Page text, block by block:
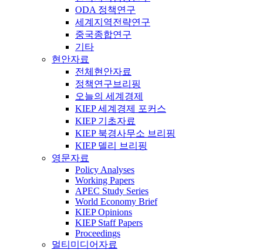
ODA 정책연구
세계지역전략연구
중국종합연구
기타
현안자료
전체현안자료
정책연구브리핑
오늘의 세계경제
KIEP 세계경제 포커스
KIEP 기초자료
KIEP 북경사무소 브리핑
KIEP 델리 브리핑
영문자료
Policy Analyses
Working Papers
APEC Study Series
World Economy Brief
KIEP Opinions
KIEP Staff Papers
Proceedings
멀티미디어자료